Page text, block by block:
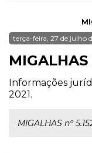
terça-feira, 27 de julho
MIGALHAS
Informações
2021.
MIGALHAS nº